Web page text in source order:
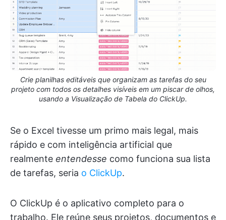
Crie planilhas editáveis que organizam as tarefas do seu
projeto com todos os detalhes visíveis em um piscar de olhos,
usando a Visualização de Tabela do ClickUp.
Se o Excel tivesse um primo mais legal, mais
rápido e com inteligência artificial que
realmente entendesse como funciona sua lista
de tarefas, seria o ClickUp.
O ClickUp é o aplicativo completo para o
trabalho. Ele reúne seus projetos, documentos e